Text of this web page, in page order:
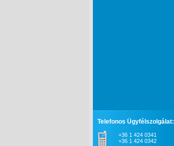
Telefonos Ügyfélszolgálat:
+36 1 424 0341
+36 1 424 0342